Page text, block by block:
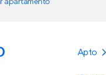
Apto